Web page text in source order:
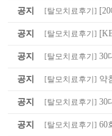
공지 [탈모치료후기 ]
공지 [탈모치료후기 ]
공지 [탈모치료후기 ] 30
공지 [탈모치료후기 ] 약
공지 [탈모치료후기 ] 30
공지 [탈모치료후기 ] 60